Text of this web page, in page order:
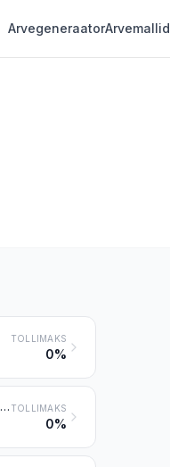
ArvegeneraatorArvemallid
TOLLIMAKS
0%
Töödeldud kivi (v.a kiltkivi) monumentideks ja ehituse tarbeks, tooted sellest, v.a rubriigi 6801 tooted; mosaiigikuubikud jms looduslikust kivist (sh kiltkivist) tooted, alusele kinnitatud või mitte; looduslikust kivist (sh kiltkivist) kunstlikult värvitud graanulid, puru ja pulber TOLLIMAKS
0%